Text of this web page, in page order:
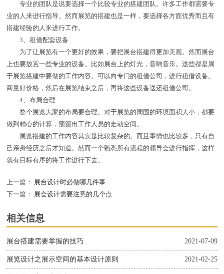
专业的团队是说要选择一个比较专业的搭建团队。许多工作都需要专
业的人来进行指导。然而展览的搭建也是一样，要选择各方面优秀而且有
搭建经验的人来进行工作。
3、租借配套设备
为了让展览有一个更好的效果，要把展台搭建得更加美观。然而展台
上也要放置一些专业的设备。比如展台上的灯光，音响音乐。这些都是属
于展览搭建中要做的工作内容。可以向专门的租借公司，进行租借设备。
商量好价格，然后在展览结束之后，再将这些设备送还租借公司。
4、布局合理
整个展览大家的布局要合理。对于展览的周围的环境面积大小，都要
做到精心的计算，预留出工作人员的走动空间。
展览搭建的工作内容其实是比较复杂的。而且事情也比较多，只有自
己亲身经历之后才知道。然而一个熟悉所有流程的领导会进行指挥，这样
就有目标有序的将工作进行下去。
上一篇：
展台设计时必做哪几件事
下一篇：
展会设计需要注意的几个点
相关信息
2021-07-09
展台搭建需要掌握的技巧
2021-02-25
展览设计之展示空间的基本设计原则